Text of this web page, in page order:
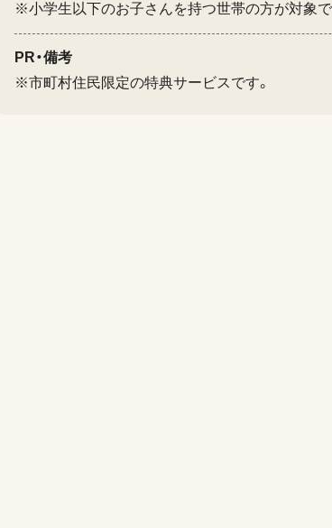
※小学生以下のお子さんを持つ世帯の方が対象で
PR・備考
※市町村住民限定の特典サービスです。